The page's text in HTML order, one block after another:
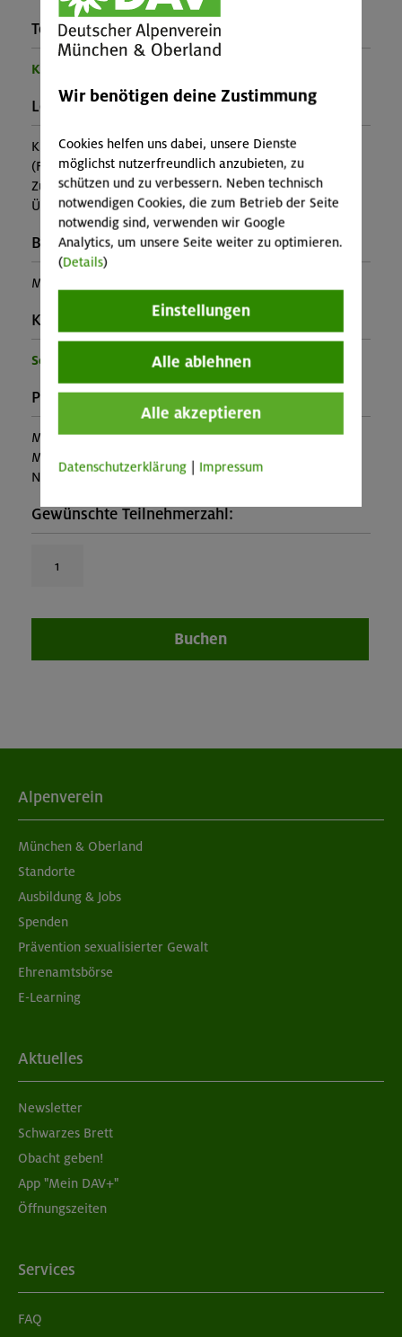
Teilprogramm:
Kinder- und Jugendprogramm
Leistung:
Kursleitung, Ausrüstung
(Falls nicht in den Leistungen inbegriffen, fallen
Zusatzkosten für z.B. An- und Abreise, Verpflegung,
Übernachtung oder Skipass an.)
Buchungscode:
MUC-26-0734
Kontakt Veranstalter:
Sektion München
Preise:
Mitglieder:
90,00 €
Mitglieder anderer Sektion:
Nichtmitglieder:
Gewünschte Teilnehmerzahl:
Buchen
Alpenverein
München & Oberland
Standorte
Ausbildung & Jobs
Spenden
Prävention sexualisierter Gewalt
Ehrenamtsbörse
E-Learning
Aktuelles
Newsletter
Schwarzes Brett
Obacht geben!
App "Mein DAV+"
Öffnungszeiten
Services
FAQ
Wir benötigen deine Zustimmung
Cookies helfen uns dabei, unsere Dienste
möglichst nutzerfreundlich anzubieten, zu
schützen und zu verbessern. Neben technisch
notwendigen Cookies, die zum Betrieb der Seite
notwendig sind, verwenden wir Google
Analytics, um unsere Seite weiter zu optimieren.
(Details)
Einstellungen
Alle ablehnen
Alle akzeptieren
Datenschutzerklärung Impressum